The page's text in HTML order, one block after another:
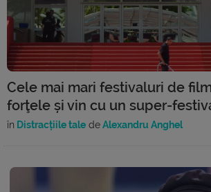
Cele mai mari festivaluri de
forţele și vin cu un super-
în Distracțiile tale deAlexandru Anghel